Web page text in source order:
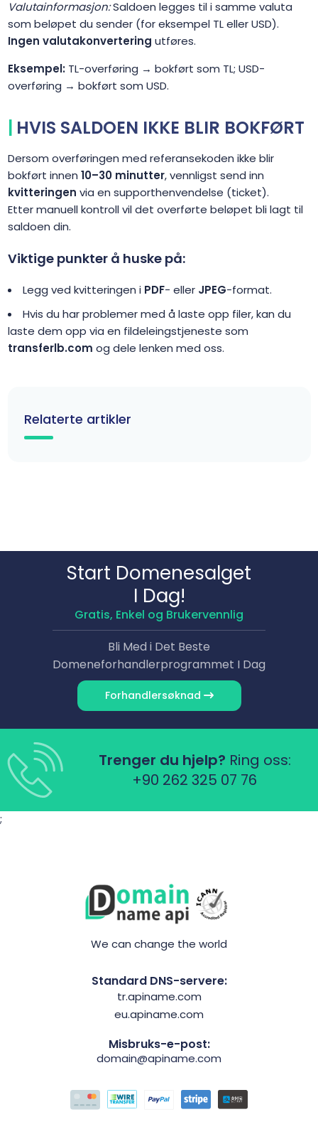
Valutainformasjon:Saldoen legges til i samme valuta
som beløpet du sender (for eksempel TL eller USD).
Ingen valutakonvertering utføres.
Eksempel:TL-overføring → bokført som TL; USD-
overføring → bokført som USD.
HVIS SALDOEN IKKE BLIR BOKFØRT
Dersom overføringen med referansekoden ikke blir
bokført innen 10–30 minutter, vennligst send inn
kvitteringen via en supporthenvendelse (ticket).
Etter manuell kontroll vil det overførte beløpet bli lagt til
saldoen din.
Viktige punkter å huske på:
Legg ved kvitteringen i PDF- eller JPEG-format.
Hvis du har problemer med å laste opp filer, kan du
laste dem opp via en fildeleingstjeneste som
transferlb.com og dele lenken med oss.
Relaterte artikler
Start Domene­salget
I Dag!
Gratis, Enkel og Brukervennlig
Bli Med i Det Beste
Domene­forhandlerprogrammet I Dag
Forhandler­søknad
Trenger du hjelp? Ring oss:
+90 262 325 07 76
;
We can change the world
Standard DNS-servere:
tr.apiname.com
eu.apiname.com
Misbruks-e-post:
domain@apiname.com